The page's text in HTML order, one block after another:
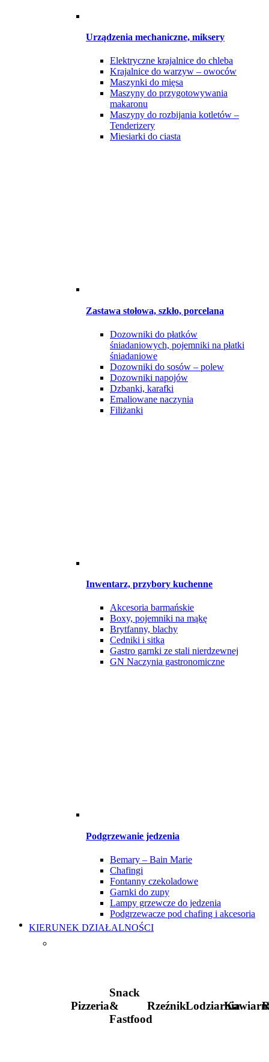
Urządzenia mechaniczne, miksery
Elektryczne krajalnice do chleba
Krajalnice do warzyw – owoców
Maszynki do mięsa
Maszyny do przygotowywania
makaronu
Maszyny do rozbijania kotletów –
Tenderizery
Miesiarki do ciasta
Zastawa stołowa, szkło, porcelana
Dozowniki do płatków
śniadaniowych, pojemniki na płatki
śniadaniowe
Dozowniki do sosów – polew
Dozowniki napojów
Dzbanki, karafki
Emaliowane naczynia
Filiżanki
Inwentarz, przybory kuchenne
Akcesoria barmańskie
Boxy, pojemniki na mąkę
Brytfanny, blachy
Cedniki i sitka
Gastro garnki ze stali nierdzewnej
GN Naczynia gastronomiczne
Podgrzewanie jedzenia
Bemary – Bain Marie
Chafingi
Fontanny czekoladowe
Garnki do zupy
Lampy grzewcze do jedzenia
Podgrzewacze pod chafing i akcesoria
KIERUNEK DZIAŁALNOŚCI
Pizzeria
Snack
&
Fastfood
RzeźnikLodziarnia